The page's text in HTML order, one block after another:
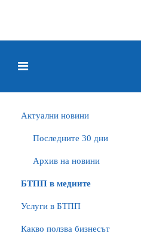
Актуални новини
Последните 30 дни
Архив на новини
БTПП в медиите
Услуги в БТПП
Какво ползва бизнесът